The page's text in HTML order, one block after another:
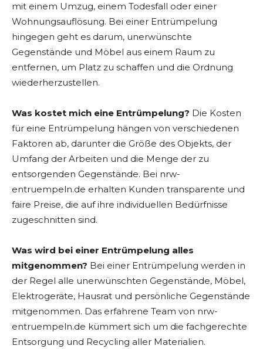
mit einem Umzug, einem Todesfall oder einer
Wohnungsauflösung. Bei einer Entrümpelung
hingegen geht es darum, unerwünschte
Gegenstände und Möbel aus einem Raum zu
entfernen, um Platz zu schaffen und die Ordnung
wiederherzustellen.
Was kostet mich eine Entrümpelung? Die Kosten
für eine Entrümpelung hängen von verschiedenen
Faktoren ab, darunter die Größe des Objekts, der
Umfang der Arbeiten und die Menge der zu
entsorgenden Gegenstände. Bei nrw-
entruempeln.de erhalten Kunden transparente und
faire Preise, die auf ihre individuellen Bedürfnisse
zugeschnitten sind.
Was wird bei einer Entrümpelung alles
mitgenommen? Bei einer Entrümpelung werden in
der Regel alle unerwünschten Gegenstände, Möbel,
Elektrogeräte, Hausrat und persönliche Gegenstände
mitgenommen. Das erfahrene Team von nrw-
entruempeln.de kümmert sich um die fachgerechte
Entsorgung und Recycling aller Materialien.